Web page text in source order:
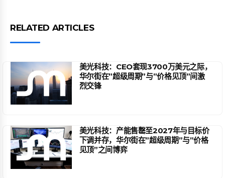
RELATED ARTICLES
美光科技：CEO套现3700万美元之际，
华尔街在”超级周期”与”价格见顶”间激
烈交锋
美光科技：产能售罄至2027年与目标价
下调并存，华尔街在”超级周期”与”价格
见顶”之间博弈